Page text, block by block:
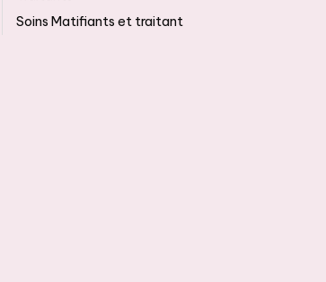
Soins Matifiants et traitant